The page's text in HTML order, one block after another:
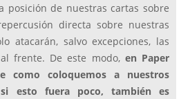
posición de nuestras cartas sobre
directa sobre nuestras
atacarán, salvo excepciones, las
frente. De este modo, en Paper
como coloquemos a nuestros
esto fuera poco, también es